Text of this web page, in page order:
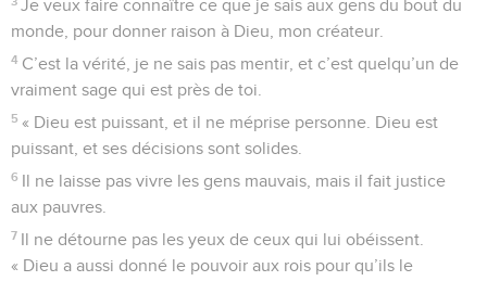
Je veux faire connaître ce que je sais aux gens du bout du
monde, pour donner raison à Dieu, mon créateur.
4 C’est la vérité, je ne sais pas mentir, et c’est quelqu’un de
vraiment sage qui est près de toi.
5 « Dieu est puissant, et il ne méprise personne. Dieu est
puissant, et ses décisions sont solides.
6 Il ne laisse pas vivre les gens mauvais, mais il fait justice
aux pauvres.
7 Il ne détourne pas les yeux de ceux qui lui obéissent.
« Dieu a aussi donné le pouvoir aux rois pour qu’ils le